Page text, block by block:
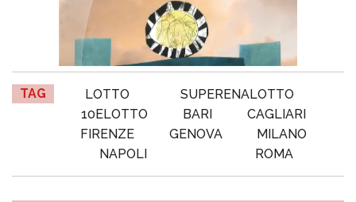
TAG LOTTO
SUPERENALOTTO
10ELOTTO
BARI
CAGLIARI
FIRENZE
GENOVA
MILANO
NAPOLI
ROMA